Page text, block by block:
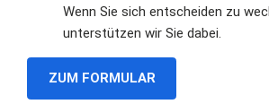
Wenn Sie sich entscheiden zu
unterstützen wir Sie dabei.
ZUM FORMULAR